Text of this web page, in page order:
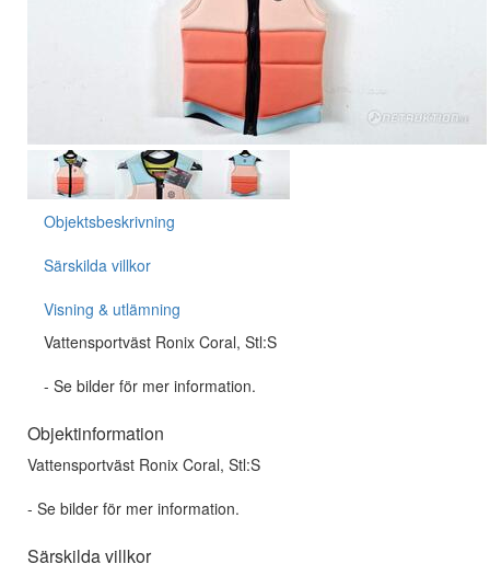
Objektsbeskrivning
Särskilda villkor
Visning & utlämning
Vattensportväst Ronix Coral, Stl:S
- Se bilder för mer information.
Objektinformation
Vattensportväst Ronix Coral, Stl:S
- Se bilder för mer information.
Särskilda villkor